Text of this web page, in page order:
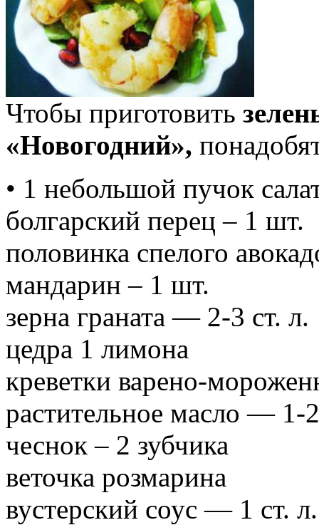
Чтобы приготовить
«Новогодний»,
• 1 небольшой пучок
болгарский перец – 1 шт.
половинка спелого
мандарин – 1 шт.
зерна граната — 2-3 ст. л.
цедра 1 лимона
креветки варено-
растительное масло — 1-
чеснок – 2 зубчика
веточка розмарина
вустерский соус — 1 ст. л.